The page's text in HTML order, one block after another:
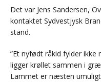
Det var Jens Sandersen,
kontaktet Sydvestjysk
stand.
”Et nyfødt råkid fylder
ligger krøllet sammen i
Lammet er næsten